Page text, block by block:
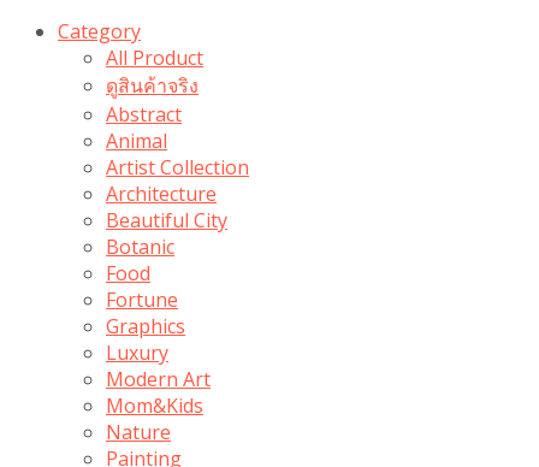
Category
All Product
ดูสินค้าจริง
Abstract
Animal
Artist Collection
Architecture
Beautiful City
Botanic
Food
Fortune
Graphics
Luxury
Modern Art
Mom&Kids
Nature
Painting